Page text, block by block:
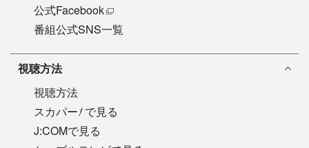
公式Facebook
番組公式SNS一覧
視聴方法
視聴方法
スカパー!で見る
J:COMで見る